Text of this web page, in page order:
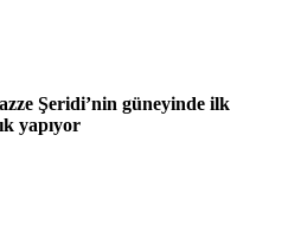
Şeridi’nin güneyinde ilk
yapıyor